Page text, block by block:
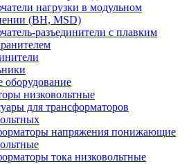
нагрузки в модульном
(ВН, MSD)
разъединители с плавким
оборудование
низковольтные
для трансформаторов
напряжения понижающие
тока низковольтные